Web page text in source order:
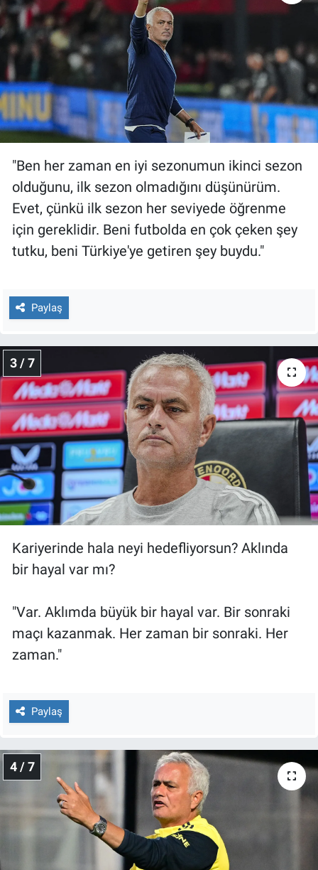
"Ben her zaman en iyi sezonumun ikinci sezon
olduğunu, ilk sezon olmadığını düşünürüm.
Evet, çünkü ilk sezon her seviyede öğrenme
için gereklidir. Beni futbolda en çok çeken şey
tutku, beni Türkiye'ye getiren şey buydu."
Paylaş
3 / 7
Kariyerinde hala neyi hedefliyorsun? Aklında
bir hayal var mı?
"Var. Aklımda büyük bir hayal var. Bir sonraki
maçı kazanmak. Her zaman bir sonraki. Her
zaman."
Paylaş
4 / 7
Sağlık
Spor
Teknoloji
Türkiye'nin Geleceği
Türkiye'nin Gündemi
Yerel Gündem
Yerel Yaşam